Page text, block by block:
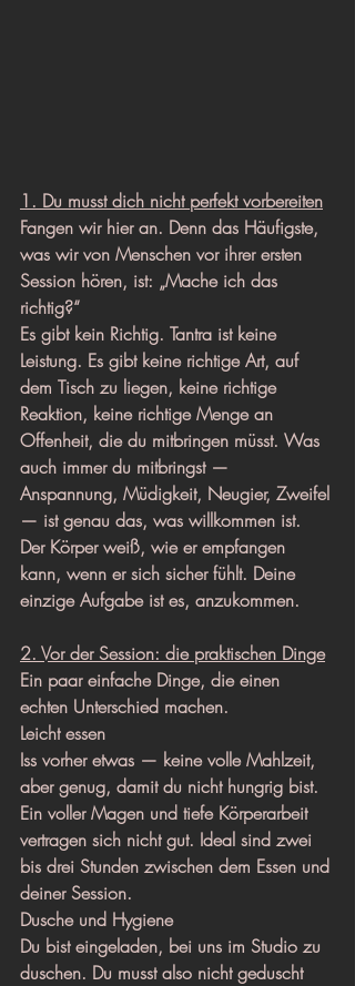
1. Du musst dich nicht perfekt vorbereiten
Fangen wir hier an. Denn das Häufigste,
was wir von Menschen vor ihrer ersten
Session hören, ist: „Mache ich das
richtig?“
Es gibt kein Richtig. Tantra ist keine
Leistung. Es gibt keine richtige Art, auf
dem Tisch zu liegen, keine richtige
Reaktion, keine richtige Menge an
Offenheit, die du mitbringen müsst. Was
auch immer du mitbringst —
Anspannung, Müdigkeit, Neugier, Zweifel
— ist genau das, was willkommen ist.
Der Körper weiß, wie er empfangen
kann, wenn er sich sicher fühlt. Deine
einzige Aufgabe ist es, anzukommen.
2. Vor der Session: die praktischen Dinge
Ein paar einfache Dinge, die einen
echten Unterschied machen.
Leicht essen
Iss vorher etwas — keine volle Mahlzeit,
aber genug, damit du nicht hungrig bist.
Ein voller Magen und tiefe Körperarbeit
vertragen sich nicht gut. Ideal sind zwei
bis drei Stunden zwischen dem Essen und
deiner Session.
Dusche und Hygiene
Du bist eingeladen, bei uns im Studio zu
duschen. Du musst also nicht geduscht